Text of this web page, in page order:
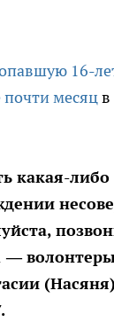
16-
месяцв
какая-
—